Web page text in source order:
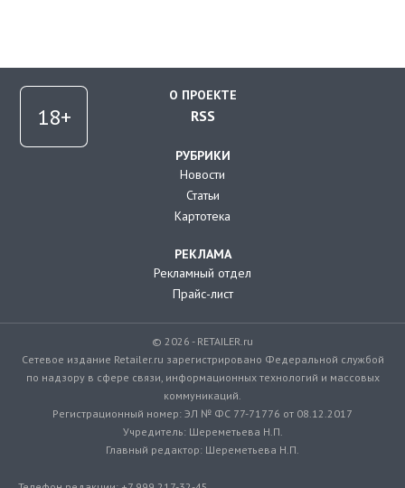
О ПРОЕКТЕ
RSS
РУБРИКИ
Новости
Статьи
Картотека
РЕКЛАМА
Рекламный отдел
Прайс-лист
© 2026 - RETAILER.ru
Сетевое издание Retailer.ru зарегистрировано Федеральной службой
по надзору в сфере связи, информационных технологий и массовых
коммуникаций.
Регистрационный номер: ЭЛ № ФС 77-71776 от 08.12.2017
Учредитель: Шереметьева Н.П.
Главный редактор: Шереметьева Н.П.